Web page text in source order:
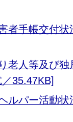
者手帳交付状
老人等及び独
35.47KB]
ルパー活動状